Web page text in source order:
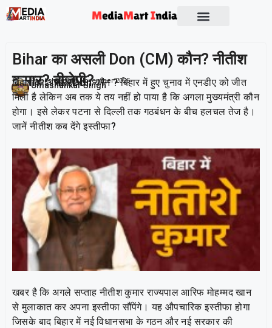
Bihar का असली Don (CM) कौन? नीतीश
कुमार? बीजेपी?
Umashankar Singh
Publish On: 16 November 2025
बिहार का असली Don कौन ? बिहार में हुए चुनाव में एनडीए को जीत
मिली है लेकिन अब तक ये तय नहीं हो पाया है कि अगला मुख्यमंत्री कौन
होगा। इसे लेकर पटना से दिल्ली तक गठबंधन के बीच हलचल तेज है।
जानें नीतीश कब देंगे इस्तीफा?
खबर है कि अगले सप्ताह नीतीश कुमार राज्यपाल आरिफ मोहम्मद खान
से मुलाकात कर अपना इस्तीफा सौंपेंगे। यह औपचारिक इस्तीफा होगा
जिसके बाद बिहार में नई विधानसभा के गठन और नई सरकार की